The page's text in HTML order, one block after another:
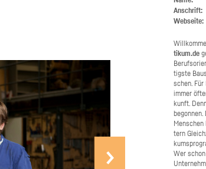
Anschrift:
Webseite:
ti­kum.de
tigs­te
schen.
immer
kunft.
tern
Wer